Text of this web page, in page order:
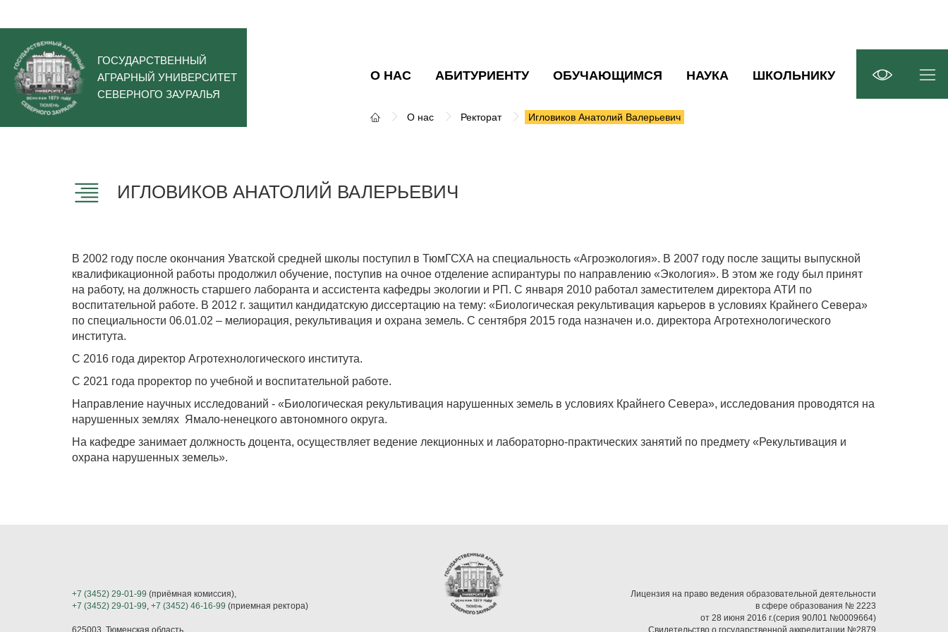
ГОСУДАРСТВЕННЫЙ
АГРАРНЫЙ УНИВЕРСИТЕТ
СЕВЕРНОГО ЗАУРАЛЬЯ
О НАС АБИТУРИЕНТУ ОБУЧАЮЩИМСЯ НАУКА ШКОЛЬНИКУ
О нас Ректорат Игловиков Анатолий Валерьевич
ИГЛОВИКОВ АНАТОЛИЙ ВАЛЕРЬЕВИЧ
В 2002 году после окончания Уватской средней школы поступил в ТюмГСХА на специальность «Агроэкология». В 2007 году после защиты выпускной
квалификационной работы продолжил обучение, поступив на очное отделение аспирантуры по направлению «Экология». В этом же году был принят
на работу, на должность старшего лаборанта и ассистента кафедры экологии и РП. С января 2010 работал заместителем директора АТИ по
воспитательной работе. В 2012 г. защитил кандидатскую диссертацию на тему: «Биологическая рекультивация карьеров в условиях Крайнего Севера»
по специальности 06.01.02 – мелиорация, рекультивация и охрана земель. С сентября 2015 года назначен и.о. директора Агротехнологического
института.
С 2016 года директор Агротехнологического института.
С 2021 года проректор по учебной и воспитательной работе.
Направление научных исследований - «Биологическая рекультивация нарушенных земель в условиях Крайнего Севера», исследования проводятся на
нарушенных землях Ямало-ненецкого автономного округа.
На кафедре занимает должность доцента, осуществляет ведение лекционных и лабораторно-практических занятий по предмету «Рекультивация и
охрана нарушенных земель».
+7 (3452) 29-01-99 (приёмная комиссия),
+7 (3452) 29-01-99, +7 (3452) 46-16-99 (приемная ректора)
625003, Тюменская область,
Лицензия на право ведения образовательной деятельности
в сфере образования № 2223
от 28 июня 2016 г.(серия 90Л01 №0009664)
Свидетельство о государственной аккредитации №2879